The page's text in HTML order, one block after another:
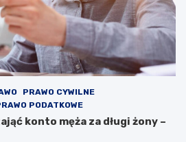
PRAWO CYWILNE
PODATKOWE
konto męża za długi żony –